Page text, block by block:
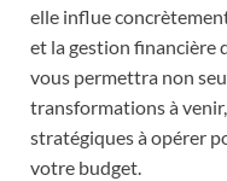
elle influe
et la gestion financière
vous permettra non
transformations à
stratégiques à opérer
votre budget.